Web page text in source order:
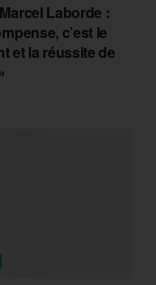
Laborde :
c’est le
et la réussite de